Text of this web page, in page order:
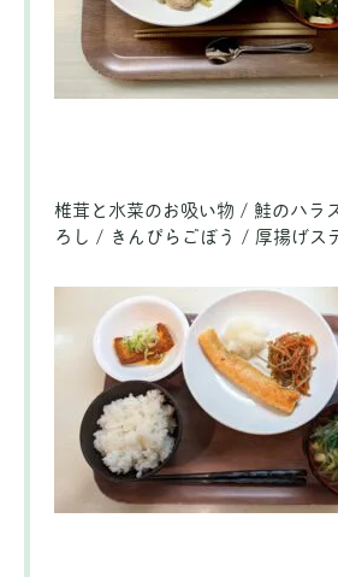
椎茸と水菜のお吸い物 / 鮭のハラ
ろし / きんぴらごぼう / 厚揚げス